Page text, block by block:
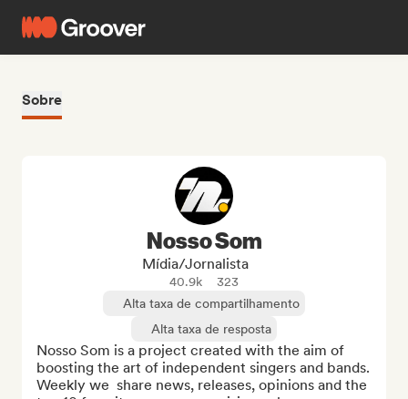
Sobre
Nosso Som
Mídia/Jornalista
40.9k
323
Alta taxa de compartilhamento
Alta taxa de resposta
Nosso Som is a project created with the aim of
boosting the art of independent singers and bands.
Weekly we  share news, releases, opinions and the